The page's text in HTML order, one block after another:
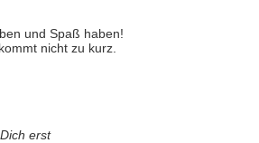
und Spaß haben!
nicht zu kurz.
erst